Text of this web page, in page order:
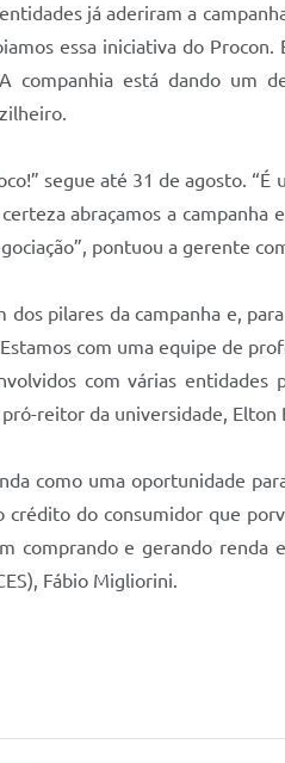
já aderiram a
essa iniciativa do
companhia está dando um
segue até 31 de agosto.
abraçamos a
pontuou a gerente
dos pilares da campanha e,
com uma equipe de
com várias
reitor da universidade, Elton
como uma oportunidade
crédito do consumidor que
comprando e gerando
, Fábio Migliorini.